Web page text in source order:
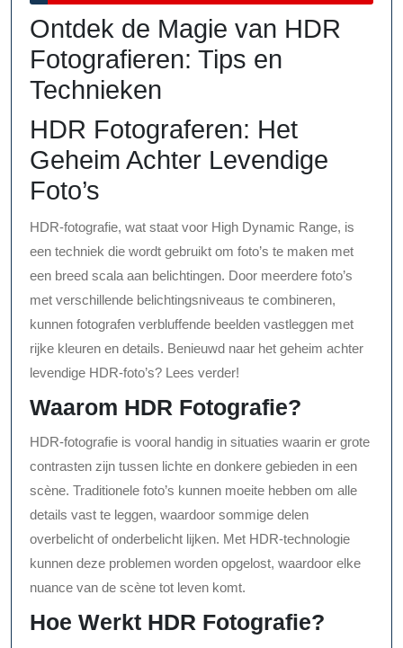
2026
Ontdek de Magie van HDR
Fotografieren: Tips en
Technieken
HDR Fotograferen: Het
Geheim Achter Levendige
Foto’s
HDR-fotografie, wat staat voor High Dynamic Range, is
een techniek die wordt gebruikt om foto’s te maken met
een breed scala aan belichtingen. Door meerdere foto’s
met verschillende belichtingsniveaus te combineren,
kunnen fotografen verbluffende beelden vastleggen met
rijke kleuren en details. Benieuwd naar het geheim achter
levendige HDR-foto’s? Lees verder!
Waarom HDR Fotografie?
HDR-fotografie is vooral handig in situaties waarin er grote
contrasten zijn tussen lichte en donkere gebieden in een
scène. Traditionele foto’s kunnen moeite hebben om alle
details vast te leggen, waardoor sommige delen
overbelicht of onderbelicht lijken. Met HDR-technologie
kunnen deze problemen worden opgelost, waardoor elke
nuance van de scène tot leven komt.
Hoe Werkt HDR Fotografie?